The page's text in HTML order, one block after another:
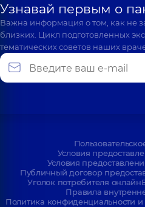
Узнавай первым о
Важна информация о том, как не
близких. Цикл подготовленных
тематических советов наших
Условия
Условия
Публичный договор
Уголок потребителя онлайн
Правила
Политика конфиденциальности